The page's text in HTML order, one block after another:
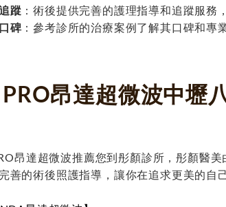
蹤 ：術後提供完善的護理指導和追蹤服務
碑：參考診所的治療案例了解其口碑和專
昂達超微波中壢
昂達超微波推薦您到彤顏診所，彤顏醫
善的術後照護指導，讓你在追求更美的自